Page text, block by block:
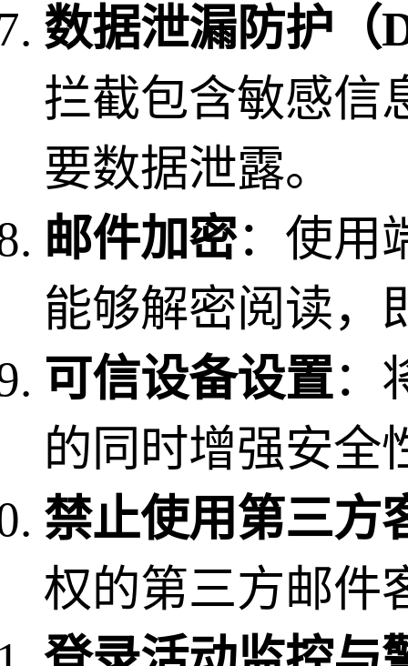
数据泄漏防护（
拦截包含敏感信
要数据泄露。
邮件加密：使用
能够解密阅读，
可信设备设置：
的同时增强安全
禁止使用第三方
权的第三方邮件